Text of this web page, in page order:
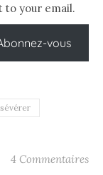
to your email.
vous
4 Commentaires